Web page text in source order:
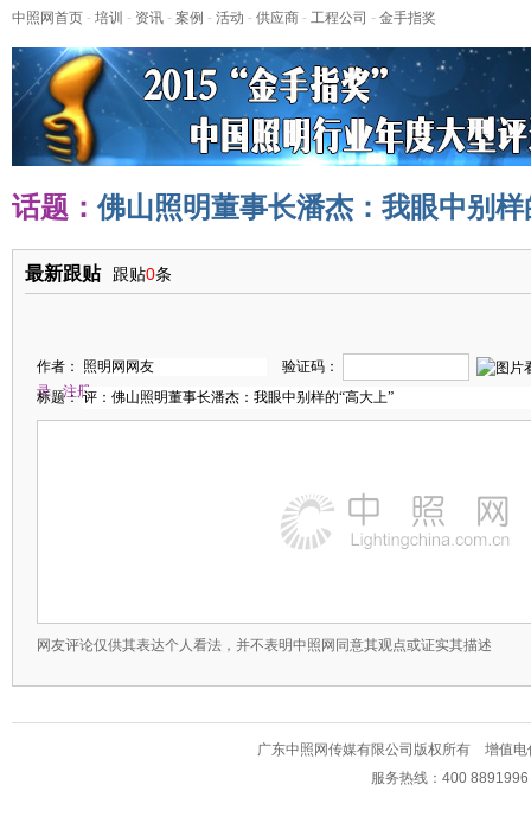
中照网首页 - 培训 - 资讯 - 案例 - 活动 - 供应商 - 工程公司 - 金手指奖
话题：佛山照明董事长潘杰：我眼中别样
最新跟贴 跟贴0条
作者：
验证码：
录
注册
标题：
网友评论仅供其表达个人看法，并不表明中照网同意其观点或证实其描述
广东中照网传媒有限公司版权所有 增值
服务热线：400 8891996